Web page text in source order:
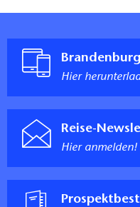
Hier
Reise-
Hier anmelden!